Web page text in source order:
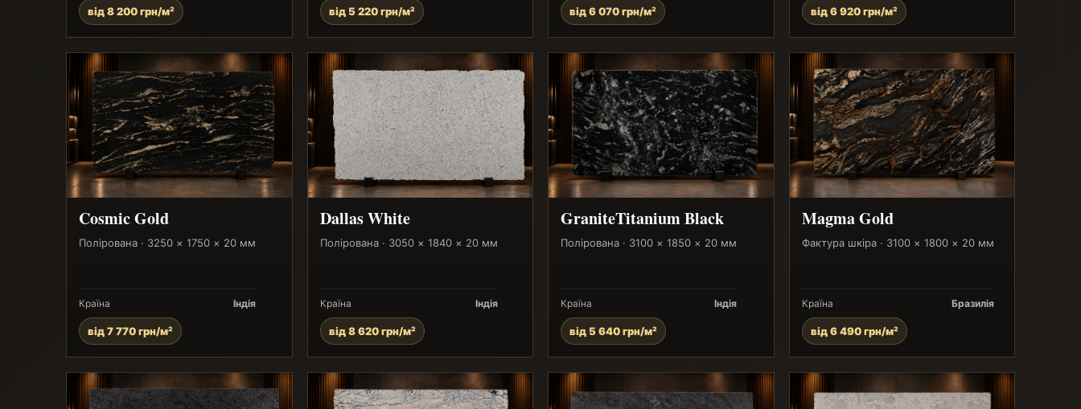
від 8 200 грн/м² від 5 220 грн/м² від 6 070 грн/м² від 6 920 грн/м²
Cosmic Gold
Полірована · 3250 × 1750 × 20 мм
Країна Індія
від 7 770 грн/м²
Dallas White
Полірована · 3050 × 1840 × 20 мм
Країна Індія
від 8 620 грн/м²
GraniteTitanium Black
Полірована · 3100 × 1850 × 20 мм
Країна Індія
від 5 640 грн/м²
Magma Gold
Фактура шкіра · 3100 × 1800 × 20 мм
Країна Бразилія
від 6 490 грн/м²